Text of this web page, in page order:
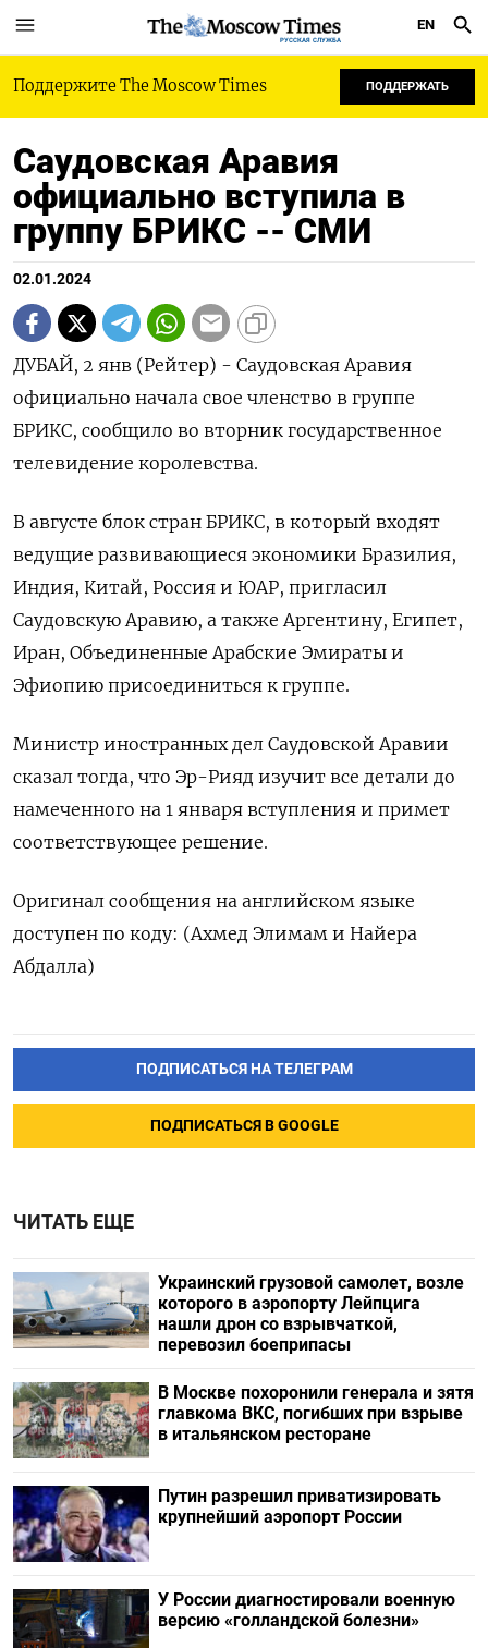
РУССКАЯ СЛУЖБА
EN
Поддержите The Moscow Times ПОДДЕРЖАТЬ
Саудовская Аравия
официально вступила в
группу БРИКС -- СМИ
02.01.2024
ДУБАЙ, 2 янв (Рейтер) - Саудовская Аравия
официально начала свое членство в группе
БРИКС, сообщило во вторник государственное
телевидение королевства.
В августе блок стран БРИКС, в который входят
ведущие развивающиеся экономики Бразилия,
Индия, Китай, Россия и ЮАР, пригласил
Саудовскую Аравию, а также Аргентину, Египет,
Иран, Объединенные Арабские Эмираты и
Эфиопию присоединиться к группе.
Министр иностранных дел Саудовской Аравии
сказал тогда, что Эр-Рияд изучит все детали до
намеченного на 1 января вступления и примет
соответствующее решение.
Оригинал сообщения на английском языке
доступен по коду: (Ахмед Элимам и Найера
Абдалла)
ПОДПИСАТЬСЯ НА ТЕЛЕГРАМ
ПОДПИСАТЬСЯ В GOOGLE
ЧИТАТЬ ЕЩЕ
Украинский грузовой самолет, возле
которого в аэропорту Лейпцига
нашли дрон со взрывчаткой,
перевозил боеприпасы
В Москве похоронили генерала и зятя
главкома ВКС, погибших при взрыве
в итальянском ресторане
Путин разрешил приватизировать
крупнейший аэропорт России
У России диагностировали военную
версию «голландской болезни»